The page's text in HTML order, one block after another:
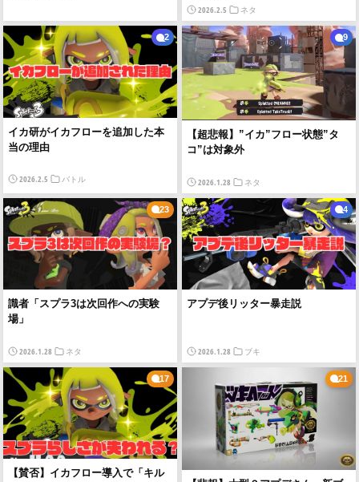
2026.2.5 ネタ
2
イカ研がイカフローを追加した本
当の理由
2026.2.5 バトル
9
【超悲報】”イカ”フロー状態”タ
コ”は対象外
2026.1.28 ネタ
23
識者「スプラ3は次回作への実験
場」
2026.1.28 ネタ
4
アプデ後リッター暴走説
2026.1.28 ブキ
17
【賛否】イカフロー導入で「キル
21